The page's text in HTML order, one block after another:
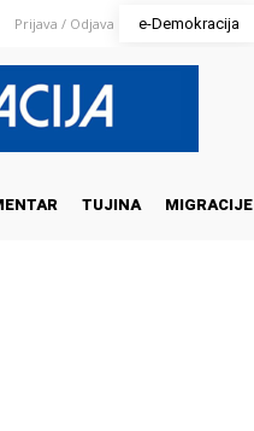
Prijava / Odjava e-Demokracija
TUJINA MIGRACIJE